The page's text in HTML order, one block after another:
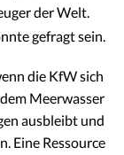
der Welt.
gefragt sein.
die KfW sich
Meerwasser
ausbleibt und
Eine Ressource